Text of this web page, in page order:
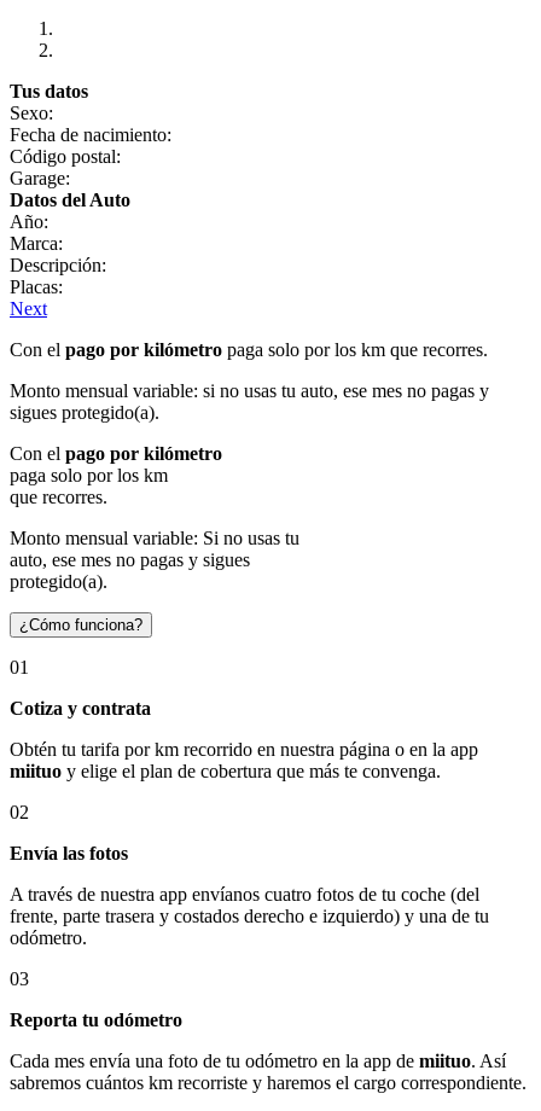
Tus datos
Sexo:
Fecha de nacimiento:
Código postal:
Garage:
Datos del Auto
Año:
Marca:
Descripción:
Placas:
Next
Con el pago por kilómetro paga solo por los km que recorres.
Monto mensual variable: si no usas tu auto, ese mes no pagas y
sigues protegido(a).
Con el pago por kilómetro
paga solo por los km
que recorres.
Monto mensual variable: Si no usas tu
auto, ese mes no pagas y sigues
protegido(a).
¿Cómo funciona?
01
Cotiza y contrata
Obtén tu tarifa por km recorrido en nuestra página o en la app
miituo y elige el plan de cobertura que más te convenga.
02
Envía las fotos
A través de nuestra app envíanos cuatro fotos de tu coche (del
frente, parte trasera y costados derecho e izquierdo) y una de tu
odómetro.
03
Reporta tu odómetro
Cada mes envía una foto de tu odómetro en la app de miituo. Así
sabremos cuántos km recorriste y haremos el cargo correspondiente.